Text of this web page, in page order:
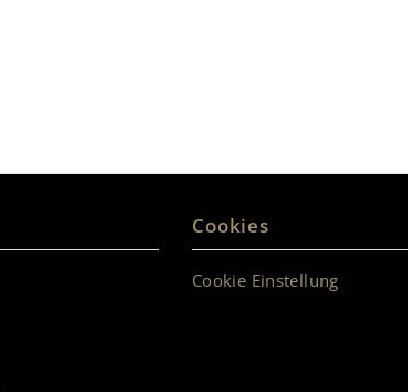
Cookies
Cookie Einstellung